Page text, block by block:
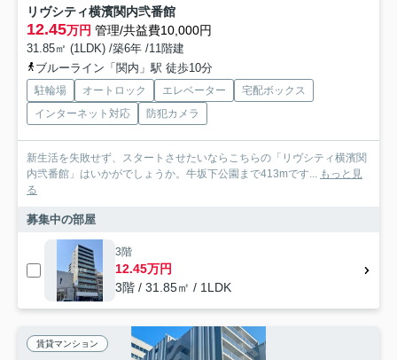
リヴシティ横濱関内弐番館
12.45万円 管理/共益費10,000円
31.85㎡ (1LDK) /築6年 /11階建
ブルーライン「関内」駅 徒歩10分
駐輪場 オートロック エレベーター
宅配ボックス
インターネット対応
防犯カメラ
新生活を失敗せず、スタートさせたいならこちらの「リヴシティ横濱関
内弐番館」はいかがでしょうか。牛坂下公園まで413mです... もっと見
る
募集中の部屋
3階
12.45万円
3階 / 31.85㎡ / 1LDK
賃貸マンション